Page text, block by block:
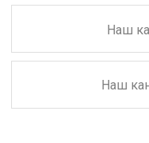
Наш
Наш